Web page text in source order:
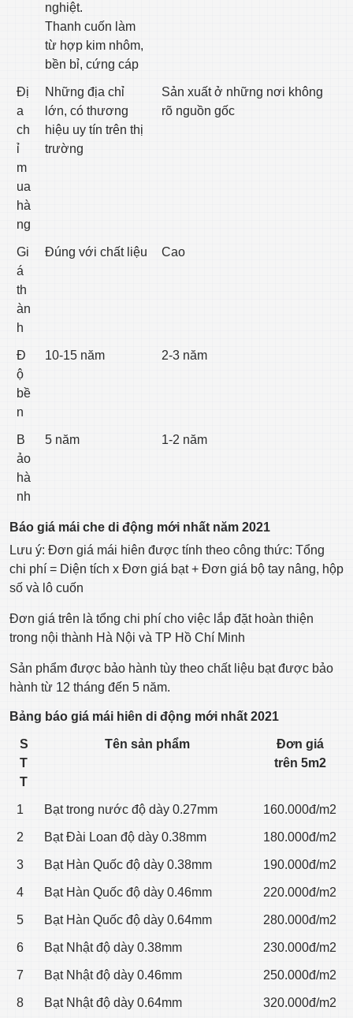
nghiệt.
Thanh cuốn làm
từ hợp kim nhôm,
bền bỉ, cứng cáp
Đị
a
ch
ỉ
m
ua
hà
ng
Những địa chỉ
lớn, có thương
hiệu uy tín trên thị
trường
Sản xuất ở những nơi không
rõ nguồn gốc
Gi
á
th
àn
h
Đúng với chất liệu Cao
Đ
ộ
bề
n
10-15 năm 2-3 năm
B
ảo
hà
nh
5 năm 1-2 năm
Báo giá mái che di động mới nhất năm 2021
Lưu ý: Đơn giá mái hiên được tính theo công thức: Tổng
chi phí = Diện tích x Đơn giá bạt + Đơn giá bộ tay nâng, hộp
số và lô cuốn
Đơn giá trên là tổng chi phí cho việc lắp đặt hoàn thiện
trong nội thành Hà Nội và TP Hồ Chí Minh
Sản phẩm được bảo hành tùy theo chất liệu bạt được bảo
hành từ 12 tháng đến 5 năm.
Bảng báo giá mái hiên di động mới nhất 2021
S
T
T
Tên sản phẩm
Đơn giá
trên 5m2
1 Bạt trong nước độ dày 0.27mm 160.000đ/m2
2 Bạt Đài Loan độ dày 0.38mm 180.000đ/m2
3 Bạt Hàn Quốc độ dày 0.38mm 190.000đ/m2
4 Bạt Hàn Quốc độ dày 0.46mm 220.000đ/m2
5 Bạt Hàn Quốc độ dày 0.64mm 280.000đ/m2
6 Bạt Nhật độ dày 0.38mm 230.000đ/m2
7 Bạt Nhật độ dày 0.46mm 250.000đ/m2
8 Bạt Nhật độ dày 0.64mm 320.000đ/m2